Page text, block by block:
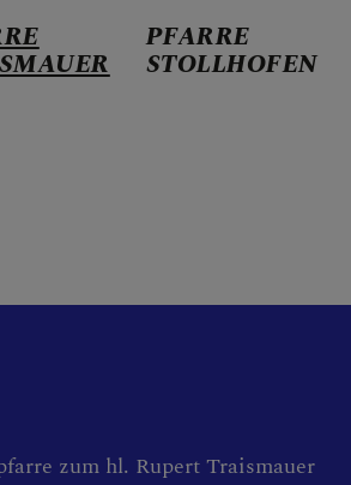
PFARRE
STOLLHOFEN
zum hl. Rupert Traismauer